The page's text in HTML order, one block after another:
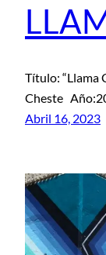
Título: “Llama
Cheste
Abril 16, 2023